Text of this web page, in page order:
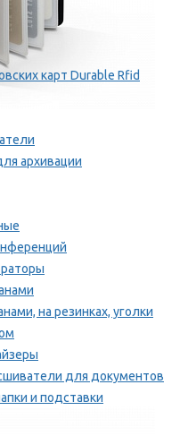
карт Durable Rfid
архивации
на резинках, уголки
для документов
и подставки